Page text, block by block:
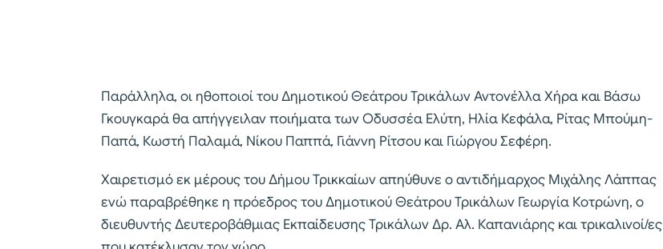
Παράλληλα, οι ηθοποιοί του Δημοτικού Θεάτρου Τρικάλων Αντονέλλα Χήρα και Βάσω
Γκουγκαρά θα απήγγειλαν ποιήματα των Οδυσσέα Ελύτη, Ηλία Κεφάλα, Ρίτας Μπούμη-
Παπά, Κωστή Παλαμά, Νίκου Παππά, Γιάννη Ρίτσου και Γιώργου Σεφέρη.
Χαιρετισμό εκ μέρους του Δήμου Τρικκαίων απηύθυνε ο αντιδήμαρχος Μιχάλης Λάππας
ενώ παραβρέθηκε η πρόεδρος του Δημοτικού Θεάτρου Τρικάλων Γεωργία Κοτρώνη, ο
διευθυντής Δευτεροβάθμιας Εκπαίδευσης Τρικάλων Δρ. Αλ. Καπανιάρης και τρικαλινοί/ες